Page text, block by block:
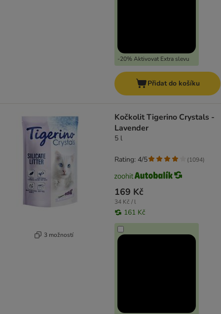
-20% Aktivovat Extra slevu
Přidat do košíku
3 možností
Kočkolit Tigerino Crystals -
Lavender
5 l
169 Kč
34 Kč / l
161 Kč
Rating: 4/5 (1094)